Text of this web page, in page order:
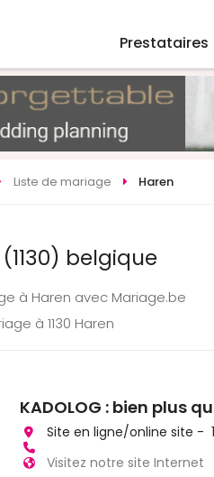
Prestataires
Liste de mariage Haren
belgique
à Haren avec Mariage.be
à 1130 Haren
KADOLOG : bien plus
Site en ligne/online site -
Visitez notre site Internet